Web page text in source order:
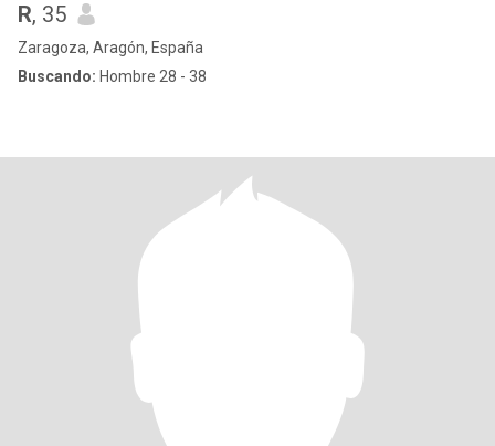
R, 35
Zaragoza, Aragón, España
Buscando: Hombre 28 - 38